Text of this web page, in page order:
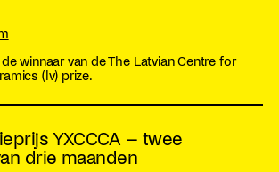
winnaar van de The Latvian Centre for
(lv) prize.
YXCCCA – twee
drie maanden